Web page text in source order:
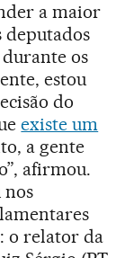
a maior
deputados
os
estou
do
existe um
a gente
afirmou.
nos
o relator da